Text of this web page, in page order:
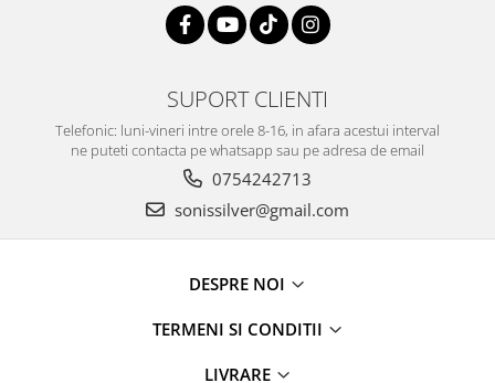
SUPORT CLIENTI
Telefonic: luni-vineri intre orele 8-16, in afara acestui interval
ne puteti contacta pe whatsapp sau pe adresa de email
0754242713
sonissilver@gmail.com
DESPRE NOI
TERMENI SI CONDITII
LIVRARE